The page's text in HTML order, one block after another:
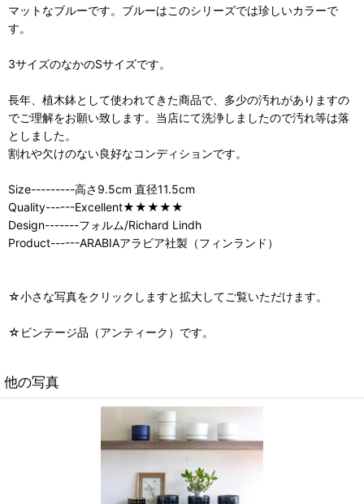
マットなブルーです。ブルーはこのシリーズでは珍しいカラーで
す。
3サイズのなかのSサイズです。
長年、植木鉢として使われてきた商品で、多少の汚れがありますの
でご理解をお願い致します。当店にて洗浄しましたので汚れ等は落
としました。
割れや欠けのない良好なコンディションです。
Size---------高さ9.5cm 直径11.5cm
Quality------Excellent★★★★★
Design-------フォルム/Richard Lindh
Product------ARABIAアラビア社製（フィンランド）
☆小さな写真をクリックしますと拡大してご覧いただけます。
☆ビンテージ品（アンティーク）です。
他の写真